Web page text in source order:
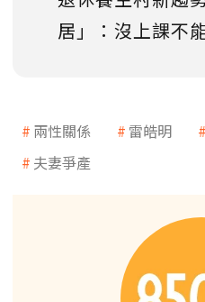
居」：沒上課不
兩性關係 雷皓明
夫妻爭產